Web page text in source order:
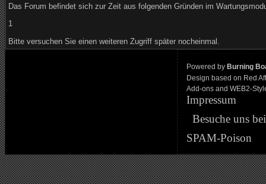
Das Forum befindet sich zur Zeit aus folgenden Gründen im
1
Bitte versuchen Sie einen weiteren Zugriff später nocheinmal.
Powered by Burning
Design based on Red
Add-ons and WEB2-
Impressum
Besuche uns
SPAM-Poison